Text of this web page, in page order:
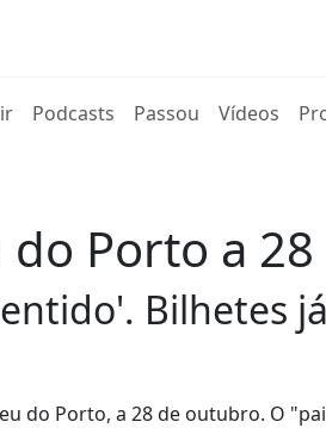
(current)
Podcasts Passou Vídeos
do Porto a
Bilhetes
do Porto, a 28 de outubro. O